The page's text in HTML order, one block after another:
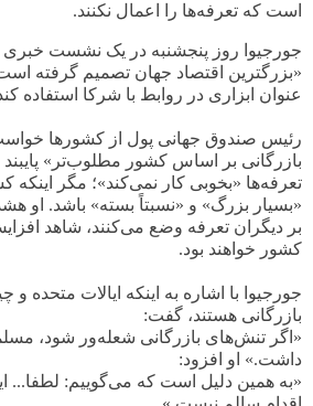
است که تعرفه‌ها را اعمال نکنند.
جورجیوا روز پنجشنبه در یک نشست
«بزرگترین اقتصاد جهان تصمیم گرفته
عنوان ابزاری در روابط با شرکا استفاده
رئیس صندوق جهانی پول از کشورها
بازرگانی بر اساس کشور مطلوب‌تر» پایبند
تعرفه‌ها «بخوبی کار نمی‌کند»؛ مگر اینکه
«بسیار بزرگ» و «نسبتاً بسته» باشد. او
بر دیگران تعرفه وضع می‌کنند، شاهد
کشور خواهند بود.
جورجیوا با اشاره به اینکه ایالات متحده
بازرگانی هستند، گفت:
«اگر تنش‌های بازرگانی شعله‌ور شود،
داشت.» او افزود:
«به همین دلیل است که می‌گوییم: لطفا...